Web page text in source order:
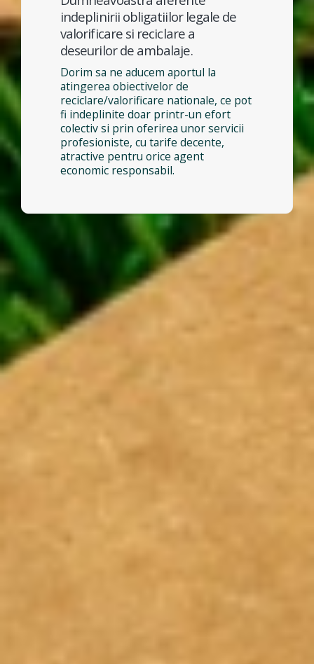
indeplinirii obligatiilor legale de
valorificare si reciclare a
deseurilor de ambalaje.
Dorim sa ne aducem aportul la
atingerea obiectivelor de
reciclare/valorificare nationale, ce pot
fi indeplinite doar printr-un efort
colectiv si prin oferirea unor servicii
profesioniste, cu tarife decente,
atractive pentru orice agent
economic responsabil.